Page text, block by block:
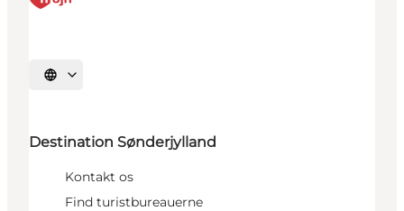
Vælg sprog
Destination Sønderjylland
Kontakt os
Find turistbureauerne